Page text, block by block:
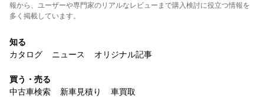
報から、ユーザーや専門家のリアルなレビューまで購入検討に役立つ情報を
多く掲載しています。
知る
カタログ
ニュース オリジナル記事
買う・売る
中古車検索
新車見積り 車買取